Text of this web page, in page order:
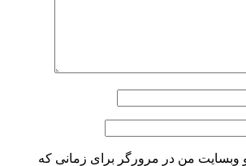
و وبسایت من در مرورگر برای زمانی که